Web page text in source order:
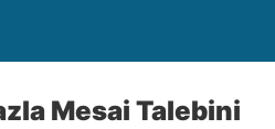
Mesai Talebini